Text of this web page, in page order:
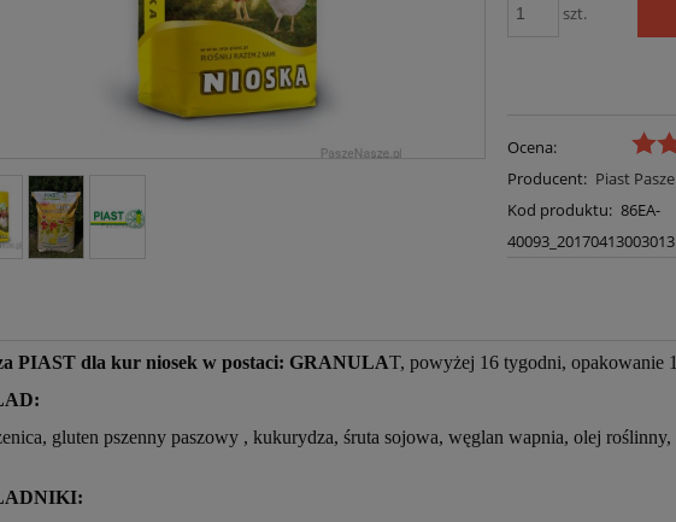
szt.
Ocena:
Producent: Piast
Kod produktu: 86EA-
40093_20170413003013
PIAST dla kur niosek w postaci: GRANULAT, powyżej 16 tygodni, opakowanie
gluten pszenny paszowy , kukurydza, śruta sojowa, węglan wapnia, olej